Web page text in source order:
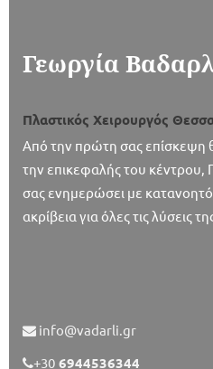
Γεωργία
Πλαστικός Χειρουργός
Από την πρώτη σας επίσκεψη
την επικεφαλής του
σας ενημερώσει με
ακρίβεια για όλες τις λύσεις
info@vadarli.gr
+30 6944536344